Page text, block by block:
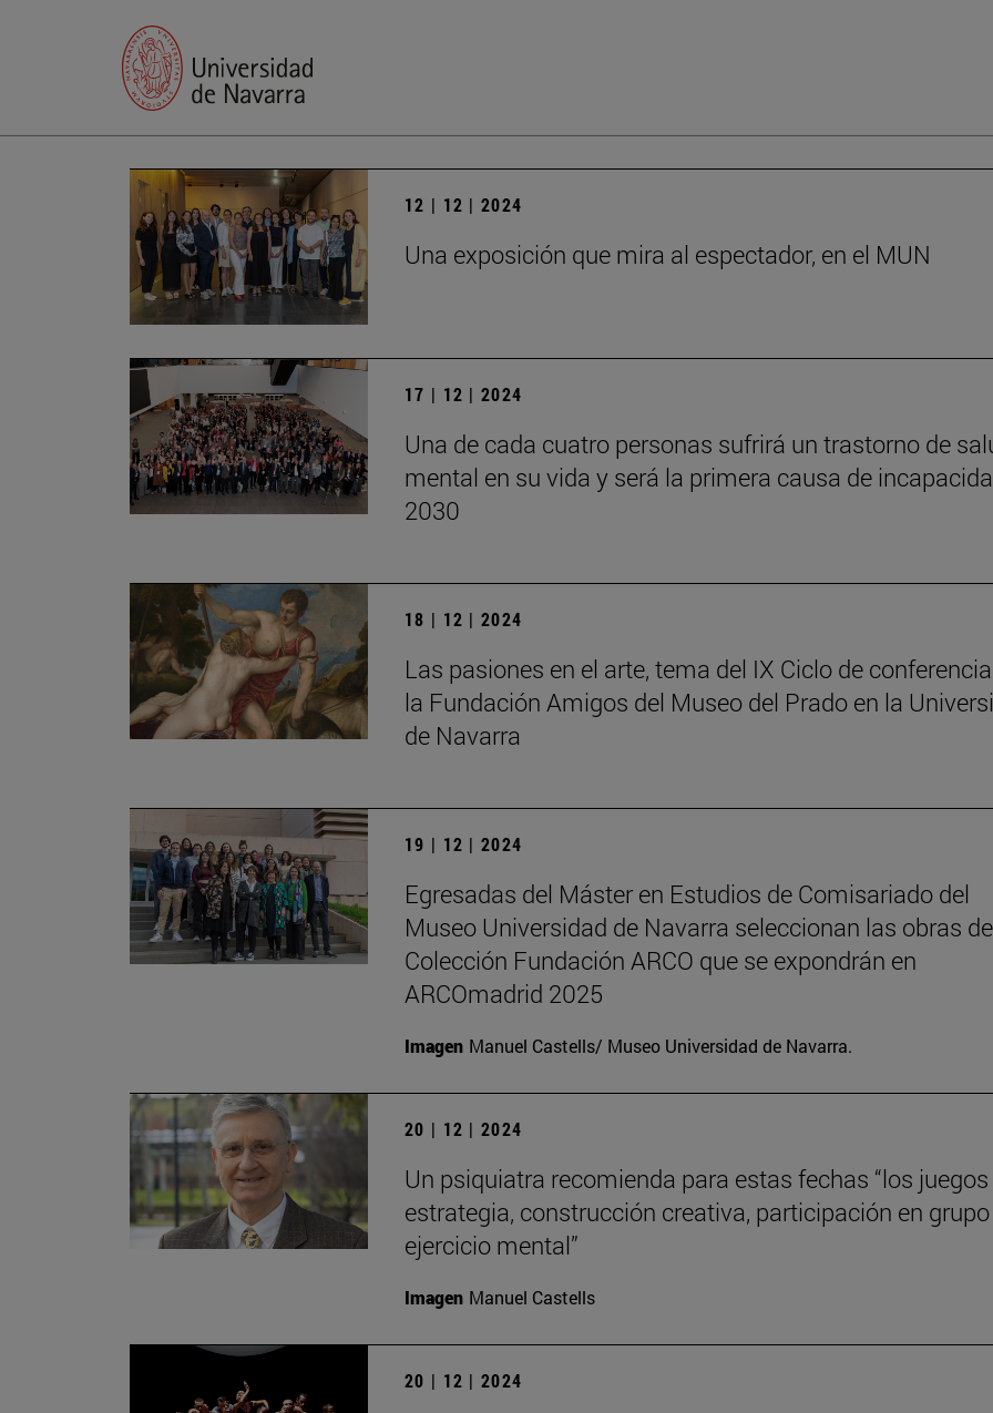
12 | 12 | 2024
Una exposición que mira al espectador, en el MUN
17 | 12 | 2024
Una de cada cuatro personas sufrirá un trastorno de
mental en su vida y será la primera causa de
2030
18 | 12 | 2024
Las pasiones en el arte, tema del IX Ciclo de
la Fundación Amigos del Museo del Prado en la
de Navarra
19 | 12 | 2024
Egresadas del Máster en Estudios de Comisariado del
Museo Universidad de Navarra seleccionan las obras
Colección Fundación ARCO que se expondrán en
ARCOmadrid 2025
Imagen Manuel Castells/ Museo Universidad de Navarra.
20 | 12 | 2024
Un psiquiatra recomienda para estas fechas “los
estrategia, construcción creativa, participación en
ejercicio mental”
Imagen Manuel Castells
20 | 12 | 2024